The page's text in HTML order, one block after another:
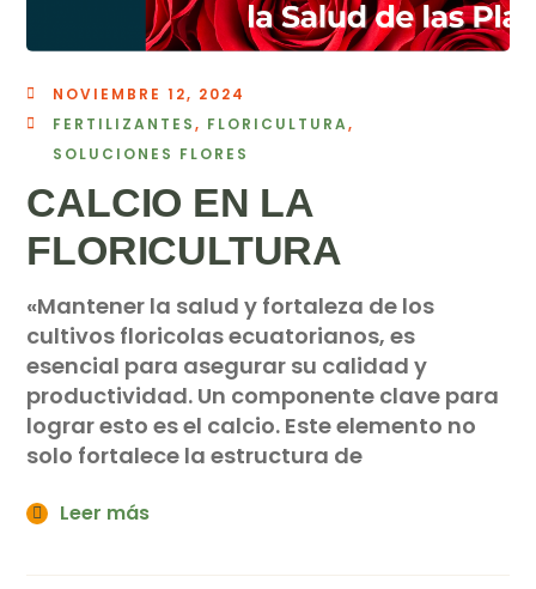
NOVIEMBRE 12, 2024
FERTILIZANTES, FLORICULTURA,
SOLUCIONES FLORES
CALCIO EN LA
FLORICULTURA
«Mantener la salud y fortaleza de los
cultivos floricolas ecuatorianos, es
esencial para asegurar su calidad y
productividad. Un componente clave para
lograr esto es el calcio. Este elemento no
solo fortalece la estructura de
Leer más